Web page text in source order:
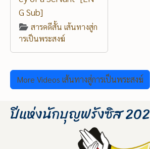
G Sub]
สารคดีสั้น เส้นทางสู่ก
ารเป็นพระสงฆ์
More Videos เส้นทางสู่การเป็นพระสงฆ์
ปีแห่งนักบุญฟรังซิส